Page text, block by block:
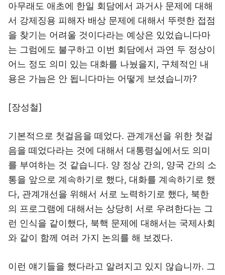
아무래도 애초에 한일 회담에서 과거사 문제에 대해
서 강제징용 피해자 배상 문제에 대해서 뚜렷한 접점
을 찾기는 어려울 것이다라는 예상은 있었습니다마
는 그럼에도 불구하고 이번 회담에서 과연 두 정상이
어느 정도 의미 있는 대화를 나눴을지, 구체적인 내
용은 가늠은 안 됩니다마는 어떻게 보셨습니까?
[장성철]
기본적으로 첫걸음을 떼었다. 관계개선을 위한 첫걸
음을 떼었다라는 것에 대해서 대통령실에서도 의미
를 부여하는 것 같습니다. 양 정상 간의, 양국 간의 소
통을 앞으로 계속하기로 했다, 대화를 계속하기로 했
다, 관계개선을 위해서 서로 노력하기로 했다, 북한
의 프로그램에 대해서는 상당히 서로 우려한다는 그
런 인식을 같이했다, 북핵 문제에 대해서는 국제사회
와 같이 함께 여러 가지 논의를 해 보겠다.
이런 얘기들을 했다라고 알려지고 있지 않습니까. 그